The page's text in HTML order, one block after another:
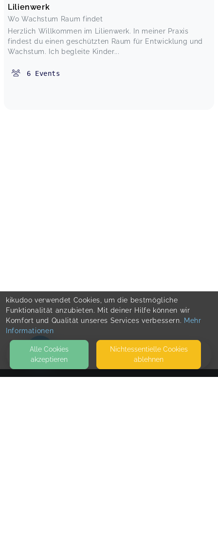
HOME
Lilienwerk
Wo Wachstum Raum findet
Herzlich Willkommen im Lilienwerk. In meiner Praxis
findest du einen geschützten Raum für Entwicklung und
Wachstum. Ich begleite Kinder...
6 Events
kikudoo verwendet Cookies, um die bestmögliche
Funktionalität anzubieten. Mit deiner Hilfe können wir
Komfort und Qualität unseres Services verbessern. Mehr
Informationen
Alle Cookies
akzeptieren
Nicht­essentielle Cookies
ablehnen